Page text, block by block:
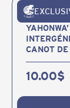
CANOT
10.00$